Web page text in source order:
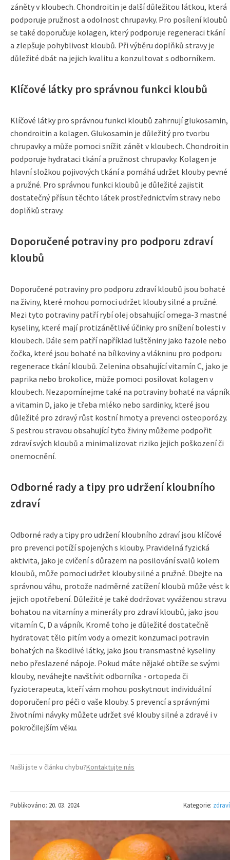
záněty v kloubech. Chondroitin je další důležitou látkou, která
podporuje pružnost a odolnost chrupavky. Pro posílení kloubů
se také doporučuje kolagen, který podporuje regeneraci tkání
a zlepšuje pohyblivost kloubů. Při výběru doplňků stravy je
důležité dbát na jejich kvalitu a konzultovat s odborníkem.
Klíčové látky pro správnou funkci kloubů
Klíčové látky pro správnou funkci kloubů zahrnují glukosamin,
chondroitin a kolagen. Glukosamin je důležitý pro tvorbu
chrupavky a může pomoci snížit zánět v kloubech. Chondroitin
podporuje hydrataci tkání a pružnost chrupavky. Kolagen je
hlavní složkou pojivových tkání a pomáhá udržet klouby pevné
a pružné. Pro správnou funkci kloubů je důležité zajistit
dostatečný přísun těchto látek prostřednictvím stravy nebo
doplňků stravy.
Doporučené potraviny pro podporu zdraví
kloubů
Doporučené potraviny pro podporu zdraví kloubů jsou bohaté
na živiny, které mohou pomoci udržet klouby silné a pružné.
Mezi tyto potraviny patří rybí olej obsahující omega-3 mastné
kyseliny, které mají protizánětlivé účinky pro snížení bolesti v
kloubech. Dále sem patří například luštěniny jako fazole nebo
čočka, které jsou bohaté na bílkoviny a vlákninu pro podporu
regenerace tkání kloubů. Zelenina obsahující vitamín C, jako je
paprika nebo brokolice, může pomoci posilovat kolagen v
kloubech. Nezapomínejme také na potraviny bohaté na vápník
a vitamin D, jako je třeba mléko nebo sardinky, které jsou
důležité pro zdravý růst kostní hmoty a prevenci osteoporózy.
S pestrou stravou obsahující tyto živiny můžeme podpořit
zdraví svých kloubů a minimalizovat riziko jejich poškození či
onemocnění.
Odborné rady a tipy pro udržení kloubního
zdraví
Odborné rady a tipy pro udržení kloubního zdraví jsou klíčové
pro prevenci potíží spojených s klouby. Pravidelná fyzická
aktivita, jako je cvičení s důrazem na posilování svalů kolem
kloubů, může pomoci udržet klouby silné a pružné. Dbejte na
správnou váhu, protože nadměrné zatížení kloubů může vést k
jejich opotřebení. Důležité je také dodržovat vyváženou stravu
bohatou na vitamíny a minerály pro zdraví kloubů, jako jsou
vitamín C, D a vápník. Kromě toho je důležité dostatečně
hydratovat tělo pitím vody a omezit konzumaci potravin
bohatých na škodlivé látky, jako jsou transmastné kyseliny
nebo přeslazené nápoje. Pokud máte nějaké obtíže se svými
klouby, neváhejte navštívit odborníka - ortopeda či
fyzioterapeuta, kteří vám mohou poskytnout individuální
doporučení pro péči o vaše klouby. S prevencí a správnými
životními návyky můžete udržet své klouby silné a zdravé i v
pokročilejším věku.
Našli jste v článku chybu?Kontaktujte nás
Publikováno: 20. 03. 2024 Kategorie: zdraví